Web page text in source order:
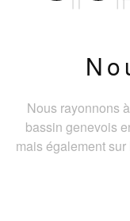
Nous rayonnons
bassin genevois
mais également